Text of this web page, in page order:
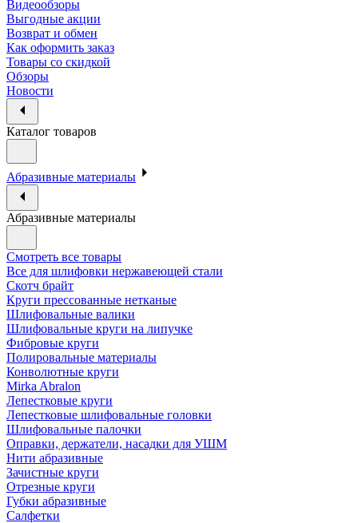
Видеообзоры
Выгодные акции
Возврат и обмен
Как оформить заказ
Товары со скидкой
Обзоры
Новости
Каталог товаров
Абразивные материалы
Абразивные материалы
Смотреть все товары
Все для шлифовки нержавеющей стали
Скотч брайт
Круги прессованные нетканые
Шлифовальные валики
Шлифовальные круги на липучке
Фибровые круги
Полировальные материалы
Конволютные круги
Mirka Abralon
Лепестковые круги
Лепестковые шлифовальные головки
Шлифовальные палочки
Оправки, держатели, насадки для УШМ
Нити абразивные
Зачистные круги
Отрезные круги
Губки абразивные
Салфетки